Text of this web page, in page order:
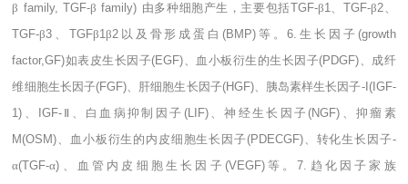
β family, TGF-β family) 由多种细胞产生，主要包括TGF-β1、TGF-β2、
TGF-β3 、TGFβ1β2 以及骨形成蛋白 (BMP)等。6. 生长因子 (growth
factor,GF)如表皮生长因子(EGF)、血小板衍生的生长因子(PDGF)、成纤
维细胞生长因子(FGF)、肝细胞生长因子(HGF)、胰岛素样生长因子-I(IGF-
1) 、 IGF- Ⅱ、白血病抑制因子 (LIF)、神经生长因子 (NGF) 、抑瘤素
M(OSM)、血小板衍生的内皮细胞生长因子(PDECGF)、转化生长因子-
α(TGF-α) 、血管内皮细胞生长因子 (VEGF)等。7. 趋化因子家族